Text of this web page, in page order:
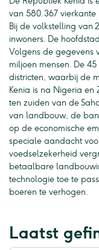
van 580.367
Bij de volkstelling van
inwoners. De
Volgens de gegevens
miljoen mensen. De
districten, waarbij de
Kenia is na Nigeria en
ten zuiden van de
van landbouw, de
op de economische
speciale aandacht
voedselzekerheid
betaalbare
technologie toe te
boeren te verhogen.
Laatst